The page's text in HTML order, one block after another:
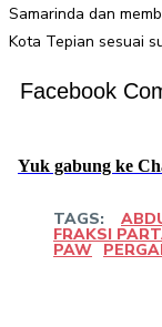
Samarinda dan
Kota Tepian sesuai
Facebook
Yuk gabung ke
TAGS:
FRAKSI
PAW